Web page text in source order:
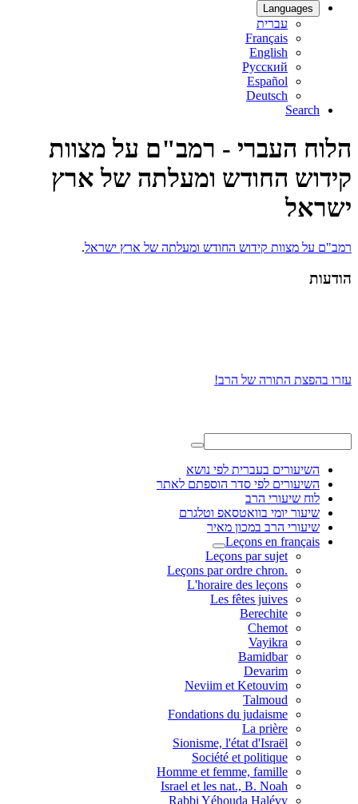
Languages
עברית
Français
English
Русский
Español
Deutsch
Search
הלוח העברי - רמב"ם על מצוות
קידוש החודש ומעלתה של ארץ
ישראל
רמב"ם על מצוות קידוש החודש ומעלתה של ארץ ישראל.
הודעות
עזרו בהפצת התורה של הרב!
השיעורים בעברית לפי נושא
השיעורים לפי סדר הוספתם לאתר
לוח שיעורי הרב
שיעור יומי בוואטסאפ וטלגרם
שיעורי הרב במכון מאיר
Leçons en français
Leçons par sujet
.Leçons par ordre chron
L'horaire des leçons
Les fêtes juives
Berechite
Chemot
Vayikra
Bamidbar
Devarim
Neviim et Ketouvim
Talmoud
Fondations du judaisme
La prière
Sionisme, l'état d'Israël
Société et politique
Homme et femme, famille
Israel et les nat., B. Noah
Rabbi Yéhouda Halévy